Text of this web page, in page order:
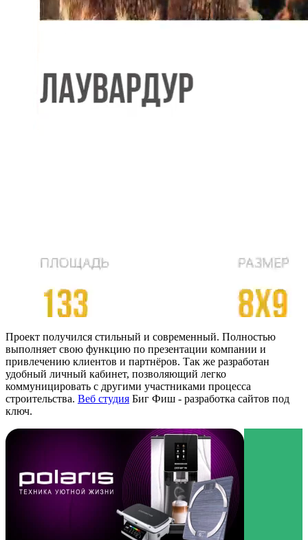
Проект получился стильный и современный. Полностью
выполняет свою функцию по презентации компании и
привлечению клиентов и партнёров. Так же разработан
удобный личный кабинет, позволяющий легко
коммуницировать с другими участниками процесса
строительства. Веб студия Биг Фиш - разработка сайтов под
ключ.